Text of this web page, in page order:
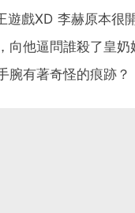
遊戲XD 李赫原本很
向他逼問誰殺了皇奶
腕有著奇怪的痕跡？